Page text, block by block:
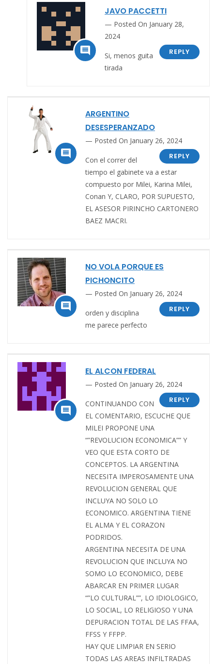

JAVO PACCETTI
Posted On January 28,
2024
REPLY
Si, menos guita
tirada

ARGENTINO
DESESPERANZADO
Posted On January 26, 2024
REPLY
Con el correr del
tiempo el gabinete va a estar
compuesto por Milei, Karina Milei,
Conan Y, CLARO, POR SUPUESTO,
EL ASESOR PIRINCHO CARTONERO
BAEZ MACRI.

NO VOLA PORQUE ES
PICHONCITO
Posted On January 26, 2024
REPLY
orden y disciplina
me parece perfecto

EL ALCON FEDERAL
Posted On January 26, 2024
REPLY
CONTINUANDO CON
EL COMENTARIO, ESCUCHE QUE
MILEI PROPONE UNA
“”REVOLUCION ECONOMICA”” Y
VEO QUE ESTA CORTO DE
CONCEPTOS. LA ARGENTINA
NECESITA IMPEROSAMENTE UNA
REVOLUCION GENERAL QUE
INCLUYA NO SOLO LO
ECONOMICO. ARGENTINA TIENE
EL ALMA Y EL CORAZON
PODRIDOS.
ARGENTINA NECESITA DE UNA
REVOLUCION QUE INCLUYA NO
SOMO LO ECONOMICO, DEBE
ABARCAR EN PRIMER LUGAR
“”LO CULTURAL””, LO IDIOLOGICO,
LO SOCIAL, LO RELIGIOSO Y UNA
DEPURACION TOTAL DE LAS FFAA,
FFSS Y FFPP.
HAY QUE LIMPIAR EN SERIO
TODAS LAS AREAS INFILTRADAS